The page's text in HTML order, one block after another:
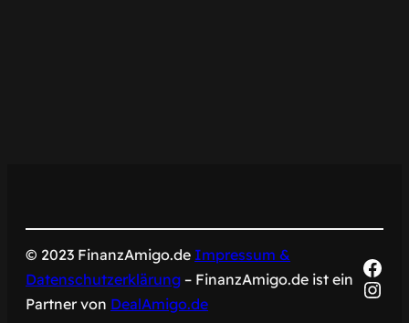
© 2023 FinanzAmigo.de Impressum &
Datenschutzerklärung – FinanzAmigo.de ist ein
Partner von DealAmigo.de